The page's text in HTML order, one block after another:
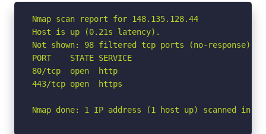
Nmap scan report for 148.135.128.44
Host is up (0.21s latency).
Not shown: 98 filtered tcp ports (no-response)
PORT    STATE SERVICE
80/tcp  open  http
443/tcp open  https
Nmap done: 1 IP address (1 host up) scanned in